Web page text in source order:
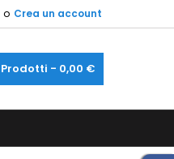
o Crea un account
Prodotti - 0,00 €